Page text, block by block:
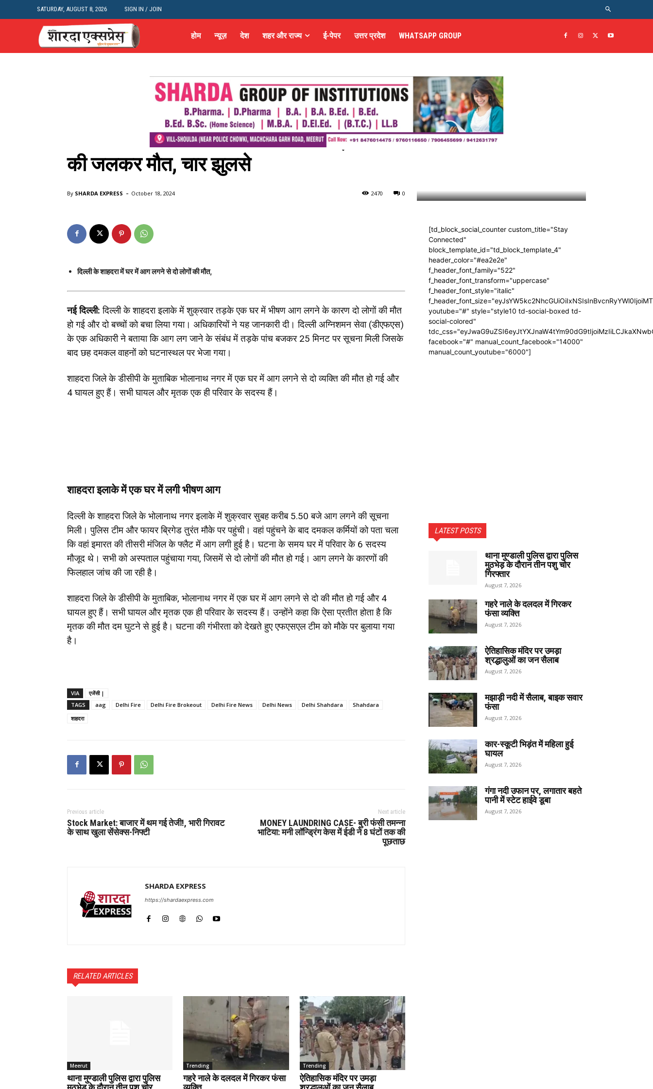
SATURDAY, AUGUST 8, 2026 SIGN IN / JOIN
होम न्यूज़ देश शहर और राज्य ई-पेपर उत्तर प्रदेश WHATSAPP GROUP
दिल्ली के शाहदरा में घर में लगी भीषण आग, मां-बेटे की जलकर...
दिल्ली के शाहदरा में घर में लगी भीषण आग, मां-बेटे
की जलकर मौत, चार झुलसे
By SHARDA EXPRESS - October 18, 2024 0
2470
दिल्ली के शाहदरा में घर में आग लगने से दो लोगों की मौत,
नई दिल्ली:दिल्ली के शाहदरा इलाके में शुक्रवार तड़के एक घर में भीषण आग लगने के कारण दो लोगों की मौत
हो गई और दो बच्चों को बचा लिया गया। अधिकारियों ने यह जानकारी दी। दिल्ली अग्निशमन सेवा (डीएफएस)
के एक अधिकारी ने बताया कि आग लग जाने के संबंध में तड़के पांच बजकर 25 मिनट पर सूचना मिली जिसके
बाद छह दमकल वाहनों को घटनास्थल पर भेजा गया।
शाहदरा जिले के डीसीपी के मुताबिक भोलानाथ नगर में एक घर में आग लगने से दो व्यक्ति की मौत हो गई और
4 घायल हुए हैं। सभी घायल और मृतक एक ही परिवार के सदस्य हैं।
शाहदरा इलाके में एक घर में लगी भीषण आग
दिल्ली के शाहदरा जिले के भोलानाथ नगर इलाके में शुक्रवार सुबह करीब 5.50 बजे आग लगने की सूचना
मिली। पुलिस टीम और फायर ब्रिगेड तुरंत मौके पर पहुंची। वहां पहुंचने के बाद दमकल कर्मियों को पता चला
कि वहां इमारत की तीसरी मंजिल के फ्लैट में आग लगी हुई है। घटना के समय घर में परिवार के 6 सदस्य
मौजूद थे। सभी को अस्पताल पहुंचाया गया, जिसमें से दो लोगों की मौत हो गई। आग लगने के कारणों की
फिलहाल जांच की जा रही है।
शाहदरा जिले के डीसीपी के मुताबिक, भोलानाथ नगर में एक घर में आग लगने से दो की मौत हो गई और 4
घायल हुए हैं। सभी घायल और मृतक एक ही परिवार के सदस्य हैं। उन्होंने कहा कि ऐसा प्रतीत होता है कि
मृतक की मौत दम घुटने से हुई है। घटना की गंभीरता को देखते हुए एफएसएल टीम को मौके पर बुलाया गया
है।
VIA
एजेंसी |
TAGS
aag Delhi Fire Delhi Fire Brokeout Delhi Fire News Delhi News Delhi Shahdara
Shahdara
शाहदरा
Previous article
Stock Market: बाजार में थम गई तेजी!, भारी गिरावट
के साथ खुला सेंसेक्स-निफ्टी
Next article
MONEY LAUNDRING CASE- बुरी फंसी तमन्ना
भाटिया: मनी लॉन्ड्रिंग केस में ईडी ने 8 घंटों तक की
पूछताछ
SHARDA EXPRESS
https://shardaexpress.com
RELATED ARTICLES
Meerut
थाना मुण्डाली पुलिस द्वारा पुलिस
Trending
गहरे नाले के दलदल में गिरकर फंसा
Trending
ऐतिहासिक मंदिर पर उमड़ा
[td_block_social_counter custom_title="Stay
Connected"
block_template_id="td_block_template_4"
header_color="#ea2e2e"
f_header_font_family="522"
f_header_font_transform="uppercase"
f_header_font_style="italic"
youtube="#" style="style10 td-social-boxed td-
social-colored"
facebook="#" manual_count_facebook="14000"
manual_count_youtube="6000"]
LATEST POSTS
थाना मुण्डाली पुलिस द्वारा पुलिस
मुठभेड़ के दौरान तीन पशु चोर
गिरफ्तार
August 7, 2026
गहरे नाले के दलदल में गिरकर
फंसा व्यक्ति
August 7, 2026
ऐतिहासिक मंदिर पर उमड़ा
श्रद्धालुओं का जन सैलाब
August 7, 2026
मझाड़ी नदी में सैलाब, बाइक सवार
फंसा
August 7, 2026
कार-स्कूटी भिड़ंत में महिला हुई
घायल
August 7, 2026
गंगा नदी उफान पर, लगातार बहते
पानी में स्टेट हाईवे डूबा
August 7, 2026